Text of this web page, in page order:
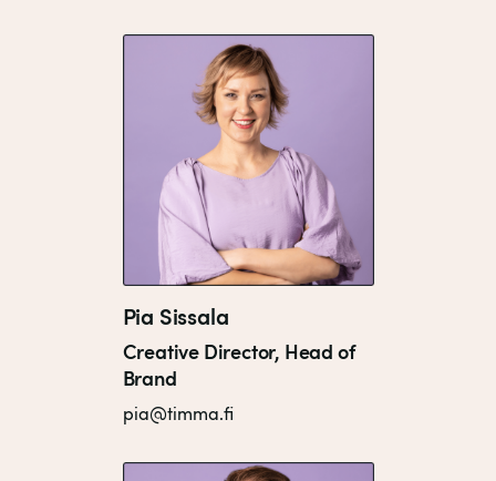
Pia Sissala
Creative Director, Head of
Brand
pia@timma.fi